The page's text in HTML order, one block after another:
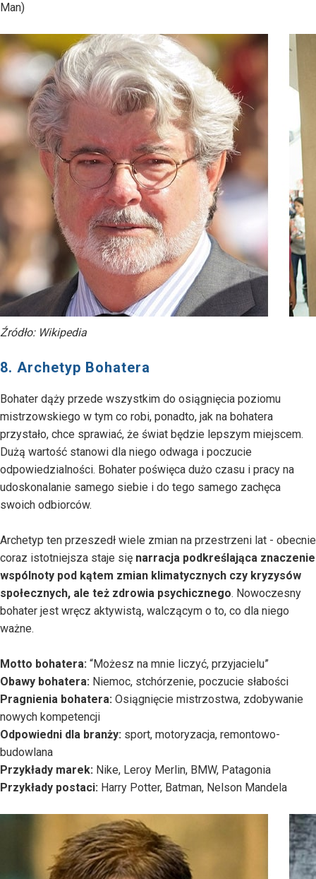
Man)
Źródło: Wikipedia
8. Archetyp Bohatera
Bohater dąży przede wszystkim do osiągnięcia poziomu
mistrzowskiego w tym co robi, ponadto, jak na bohatera
przystało, chce sprawiać, że świat będzie lepszym miejscem.
Dużą wartość stanowi dla niego odwaga i poczucie
odpowiedzialności. Bohater poświęca dużo czasu i pracy na
udoskonalanie samego siebie i do tego samego zachęca
swoich odbiorców.
Archetyp ten przeszedł wiele zmian na przestrzeni lat - obecnie
coraz istotniejsza staje się narracja podkreślająca znaczenie
wspólnoty pod kątem zmian klimatycznych czy kryzysów
społecznych, ale też zdrowia psychicznego. Nowoczesny
bohater jest wręcz aktywistą, walczącym o to, co dla niego
ważne.
Motto bohatera: “Możesz na mnie liczyć, przyjacielu”
Obawy bohatera: Niemoc, stchórzenie, poczucie słabości
Pragnienia bohatera: Osiągnięcie mistrzostwa, zdobywanie
nowych kompetencji
Odpowiedni dla branży: sport, motoryzacja, remontowo-
budowlana
Przykłady marek: Nike, Leroy Merlin, BMW, Patagonia
Przykłady postaci: Harry Potter, Batman, Nelson Mandela